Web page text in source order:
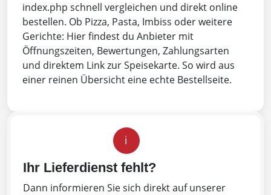
index.php schnell vergleichen und direkt online
bestellen. Ob Pizza, Pasta, Imbiss oder weitere
Gerichte: Hier findest du Anbieter mit
Öffnungszeiten, Bewertungen, Zahlungsarten
und direktem Link zur Speisekarte. So wird aus
einer reinen Übersicht eine echte Bestellseite.
i
Ihr Lieferdienst fehlt?
Dann informieren Sie sich direkt auf unserer